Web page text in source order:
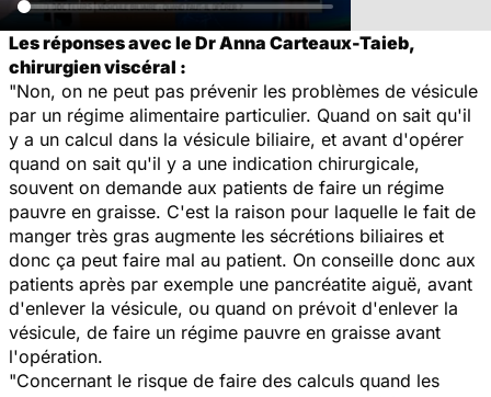
Les réponses avec le Dr Anna Carteaux-Taieb,
chirurgien viscéral :
"Non, on ne peut pas prévenir les problèmes de vésicule
par un régime alimentaire particulier. Quand on sait qu'il
y a un calcul dans la vésicule biliaire, et avant d'opérer
quand on sait qu'il y a une indication chirurgicale,
souvent on demande aux patients de faire un régime
pauvre en graisse. C'est la raison pour laquelle le fait de
manger très gras augmente les sécrétions biliaires et
donc ça peut faire mal au patient. On conseille donc aux
patients après par exemple une pancréatite aiguë, avant
d'enlever la vésicule, ou quand on prévoit d'enlever la
vésicule, de faire un régime pauvre en graisse avant
l'opération.
"Concernant le risque de faire des calculs quand les